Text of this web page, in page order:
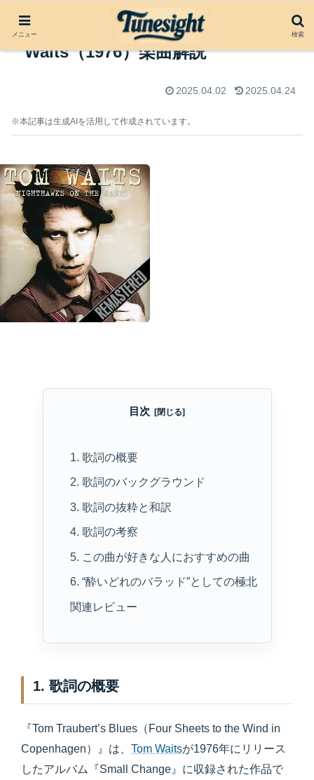
Tom Traubert’s Blues by Tom
Waits（1976）楽曲解説
2025.04.02 2025.04.24
※本記事は生成AIを活用して作成されています。
目次
1. 歌詞の概要
2. 歌詞のバックグラウンド
3. 歌詞の抜粋と和訳
4. 歌詞の考察
5. この曲が好きな人におすすめの曲
6. “酔いどれのバラッド”としての極北
関連レビュー
1. 歌詞の概要
『Tom Traubert’s Blues（Four Sheets to the Wind in
Copenhagen）』は、 Tom Waitsが1976年にリリース
したアルバム『Small Change』に収録された作品で
メニュー 検索